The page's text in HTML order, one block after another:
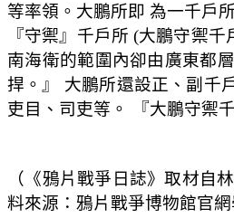
等率領。大鵬所即 為一千戶
『守禦』千戶所 (大鵬守禦
南海衛的範圍內卻由廣東都
捍。』 大鵬所還設正、副千
吏目、司吏等。 『大鵬守禦
（《鴉片戰爭日誌》取材自
料來源：鴉片戰爭博物館官